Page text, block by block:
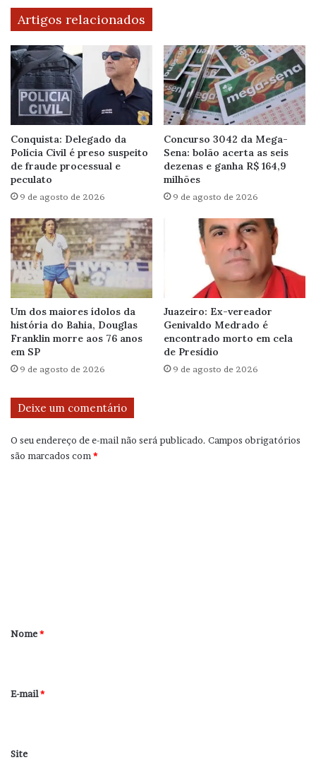
Artigos relacionados
Conquista: Delegado da
Polícia Civil é preso suspeito
de fraude processual e
peculato
9 de agosto de 2026
Concurso 3042 da Mega-
Sena: bolão acerta as seis
dezenas e ganha R$ 164,9
milhões
9 de agosto de 2026
Um dos maiores ídolos da
história do Bahia, Douglas
Franklin morre aos 76 anos
em SP
9 de agosto de 2026
Juazeiro: Ex-vereador
Genivaldo Medrado é
encontrado morto em cela
de Presídio
9 de agosto de 2026
Deixe um comentário
O seu endereço de e-mail não será publicado. Campos obrigatórios
são marcados com *
r
*
Nome*
E-mail*
Site